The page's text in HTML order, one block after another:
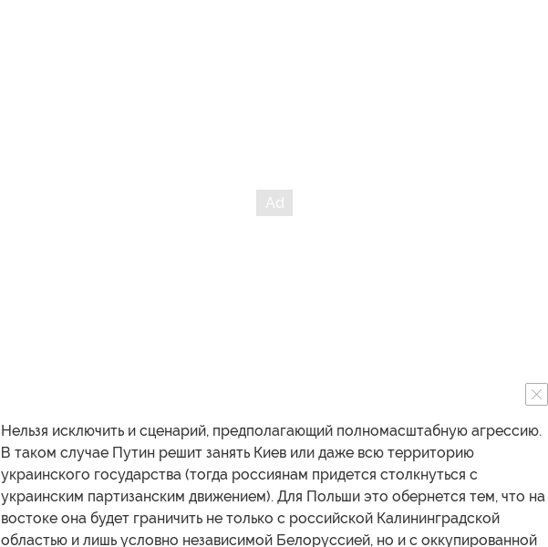
Нельзя исключить и сценарий, предполагающий полномасштабную агрессию.
В таком случае Путин решит занять Киев или даже всю территорию
украинского государства (тогда россиянам придется столкнуться с
украинским партизанским движением). Для Польши это обернется тем, что на
востоке она будет граничить не только с российской Калининградской
областью и лишь условно независимой Белоруссией, но и с оккупированной